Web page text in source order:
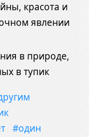
красота и
явлении
в природе,
в тупик
#один